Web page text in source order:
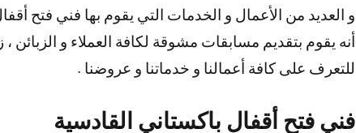
و العديد من الأعمال و الخدمات التي يقوم بها فني فتح
أنه يقوم بتقديم مسابقات مشوقة لكافة العملاء و
للتعرف على كافة أعمالنا و خدماتنا و عروضنا .
فني فتح أقفال باكستاني القادسية